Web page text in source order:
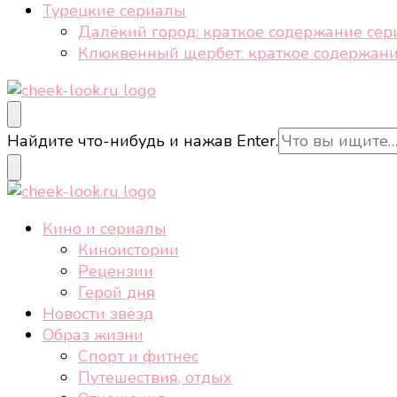
Турецкие сериалы
Далёкий город: краткое содержание
Клюквенный щербет: краткое
cheek-look.ru
Женский сайт о звездах и кино, а также трендах,
Ищите
что-
то?
Найдите что-нибудь и нажав Enter.
cheek-look.ru
Женский сайт о звездах и кино, а также трендах,
Кино и сериалы
Киноистории
Рецензии
Герой дня
Новости звёзд
Образ жизни
Спорт и фитнес
Путешествия, отдых